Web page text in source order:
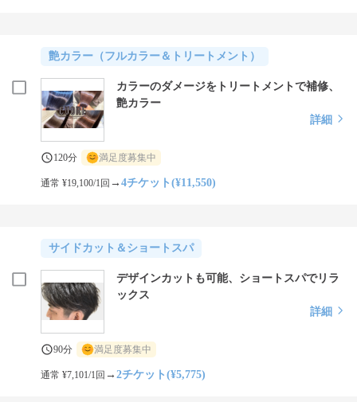
艶カラー（フルカラー＆トリートメント）
カラーのダメージをトリートメントで補修、
艶カラー
詳細
120分 満足度募集中
通常 ¥19,100/1回 →4チケット(¥11,550)
サイドカット＆ショートスパ
デザインカットも可能、ショートスパでリラ
ックス
詳細
90分 満足度募集中
通常 ¥7,101/1回 →2チケット(¥5,775)